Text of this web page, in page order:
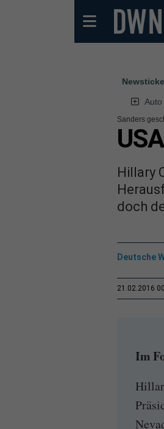
Auto
Sanders
Hillary
doch
Deutsche
21.02.2016
Im